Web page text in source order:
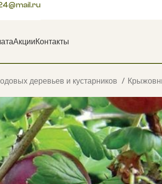
АкцииКонтакты
деревьев и кустарников